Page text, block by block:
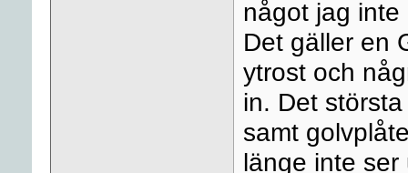
något jag
Det gäller en
ytrost och
in. Det
samt
länge inte ser